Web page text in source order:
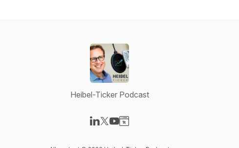
Heibel-Ticker Podcast